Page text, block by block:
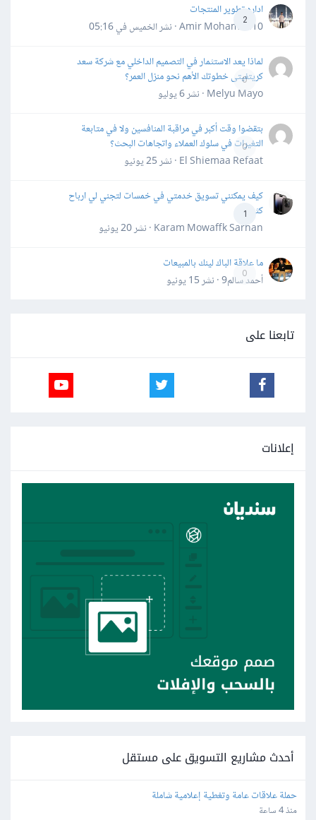
2
اداره تطوير المنتجات
Amir Mohamed10 · نشر
الخميس في 05:16
0
لماذا يعد الاستثمار في التصميم الداخلي مع شركة سعد
كريتفيتى خطوتك الأهم نحو منزل العمر؟
Melyu Mayo · نشر
6 يوليو
0
بتقضوا وقت أكبر في مراقبة المنافسين ولا في متابعة
التغيرات في سلوك العملاء واتجاهات البحث؟
El Shiemaa Refaat · نشر
25 يونيو
1
كيف يمكنني تسويق خدمتي في خمسات لتجني لي ارباح
كثيرة
Karam Mowaffk Sarhan · نشر
20 يونيو
0
ما علاقة الباك لينك بالمبيعات
أحمد سالم9 · نشر
15 يونيو
تابعنا على
إعلانات
أحدث مشاريع التسويق على مستقل
حملة علاقات عامة وتغطية إعلامية شاملة
منذ 4 ساعة